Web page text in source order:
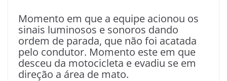
Momento em que a equipe acionou os
sinais luminosos e sonoros dando
ordem de parada, que não foi acatada
pelo condutor. Momento este em que
desceu da motocicleta e evadiu se em
direção a área de mato.